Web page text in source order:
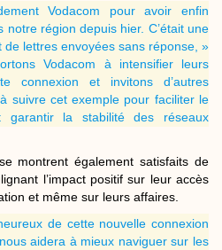
Vodacom pour avoir enfin
région depuis hier. C’était une
lettres envoyées sans réponse, »
Vodacom à intensifier leurs
connexion et invitons d’autres
suivre cet exemple pour faciliter le
garantir la stabilité des réseaux
montrent également satisfaits de
l’impact positif sur leur accès
et même sur leurs affaires.
de cette nouvelle connexion
aidera à mieux naviguer sur les